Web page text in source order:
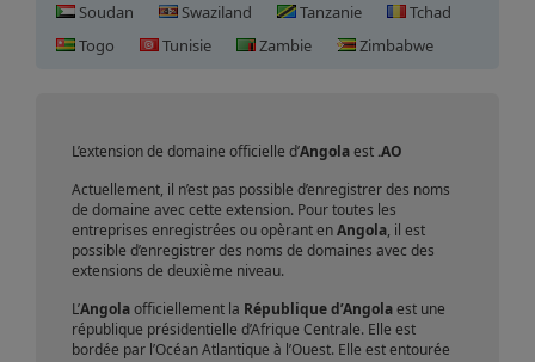
Soudan
Swaziland Tanzanie
Tchad
Togo
Tunisie Zambie Zimbabwe
Enregistrement de domaine
en Angola
L’extension de domaine officielle d’Angolaest .AO
Actuellement, il n’est pas possible d’enregistrer des noms
de domaine avec cette extension. Pour toutes les
entreprises enregistrées ou opèrant enAngola, il est
possible d’enregistrer des noms de domaines avec des
extensions de deuxième niveau.
L’Angolaofficiellement la République d’Angolaest une
république présidentielle d’Afrique Centrale. Elle est
bordée par l’Océan Atlantique à l’Ouest. Elle est entourée